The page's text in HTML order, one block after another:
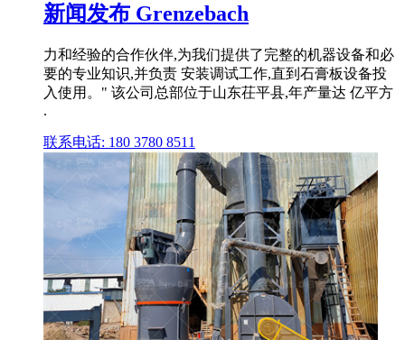
新闻发布 Grenzebach
力和经验的合作伙伴,为我们提供了完整的机器设备和必
要的专业知识,并负责 安装调试工作,直到石膏板设备投
入使用。" 该公司总部位于山东茌平县,年产量达 亿平方
.
联系电话: 180 3780 8511